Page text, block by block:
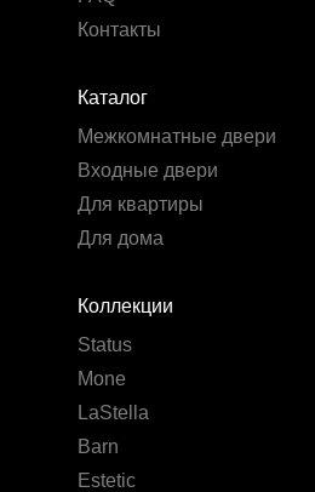
Коллекции
Status
Mone
LaStella
Barn
Estetic
Каталог
Межкомнатные двери
Входные двери
Для квартиры
Для дома
Контакты